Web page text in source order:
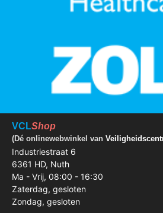
VCLShop
(Dé onlinewebwinkel van
Industriestraat 6
6361 HD, Nuth
Ma - Vrij, 08:00 - 16:30
Zaterdag, gesloten
Zondag, gesloten